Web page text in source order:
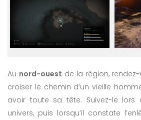
Au nord-ouest de la région,
croiser le chemin d’un vieille
avoir toute sa tête. Suivez-le
univers, puis lorsqu’il constate